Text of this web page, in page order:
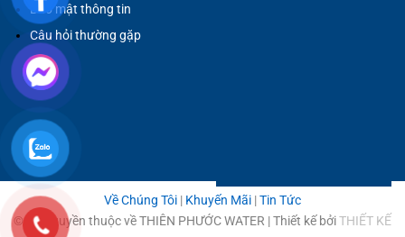
Bảo mật thông tin
Câu hỏi thường gặp
Về Chúng Tôi | Khuyến Mãi |Tin Tức
© Bản quyền thuộc về THIÊN PHƯỚC WATER | Thiết kế bởiTHIẾT KẾ